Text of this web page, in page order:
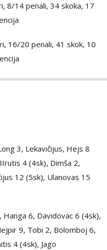
8/14 penali, 34 skoka, 17
16/20 penali, 41 skok, 10
3, Lekavičijus, Hejs 8
4 (4sk), Dimša 2,
12 (5sk), Ulanovas 15
Hanga 6, Davidovac 6 (4sk),
9, Tobi 2, Bolomboj 6,
4 (4sk), Jago